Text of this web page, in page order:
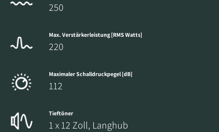
250
Max. Verstärkerleistung [RMS Watts]
220
Maximaler Schalldruckpegel [dB]
112
Tieftöner
1 x 12 Zoll, Langhub
FÜR DOWNLOAD
REGISTRIEREN
Füllen Sie das Formular aus, um sofortigen
Zugriff auf alle gesperrten Download-Dateien